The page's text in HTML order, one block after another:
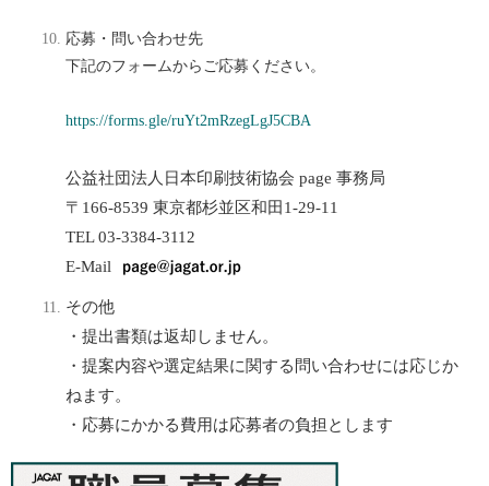
応募・問い合わせ先
下記のフォームからご応募ください。
https://forms.gle/ruYt2mRzegLgJ5CBA
公益社団法人日本印刷技術協会 page 事務局
〒166-8539 東京都杉並区和田1-29-11
TEL 03-3384-3112
E-Mail
その他
・提出書類は返却しません。
・提案内容や選定結果に関する問い合わせには応じか
ねます。
・応募にかかる費用は応募者の負担とします